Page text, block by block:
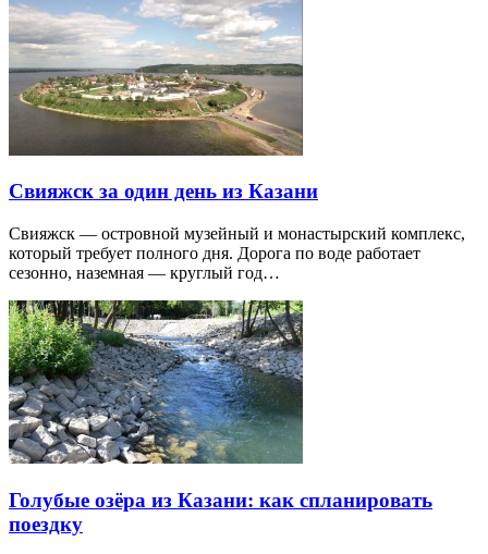
Свияжск за один день из Казани
Свияжск — островной музейный и монастырский комплекс,
который требует полного дня. Дорога по воде работает
сезонно, наземная — круглый год…
Голубые озёра из Казани: как спланировать
поездку